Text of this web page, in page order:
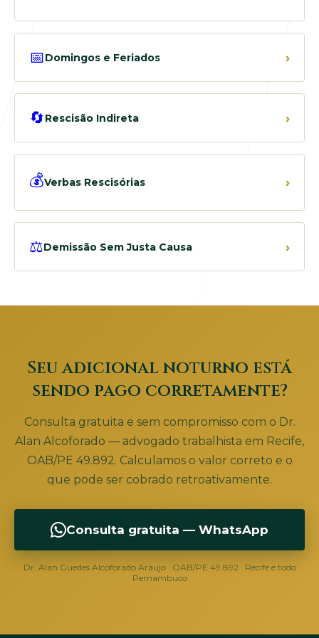
📅Domingos e Feriados ›
🔄Rescisão Indireta ›
💰Verbas Rescisórias ›
⚖️Demissão Sem Justa Causa ›
Seu adicional noturno está
sendo pago corretamente?
Consulta gratuita e sem compromisso com o Dr.
Alan Alcoforado — advogado trabalhista em Recife,
OAB/PE 49.892. Calculamos o valor correto e o
que pode ser cobrado retroativamente.
Consulta gratuita — WhatsApp
Dr. Alan Guedes Alcoforado Araujo · OAB/PE 49.892 · Recife e todo
Pernambuco